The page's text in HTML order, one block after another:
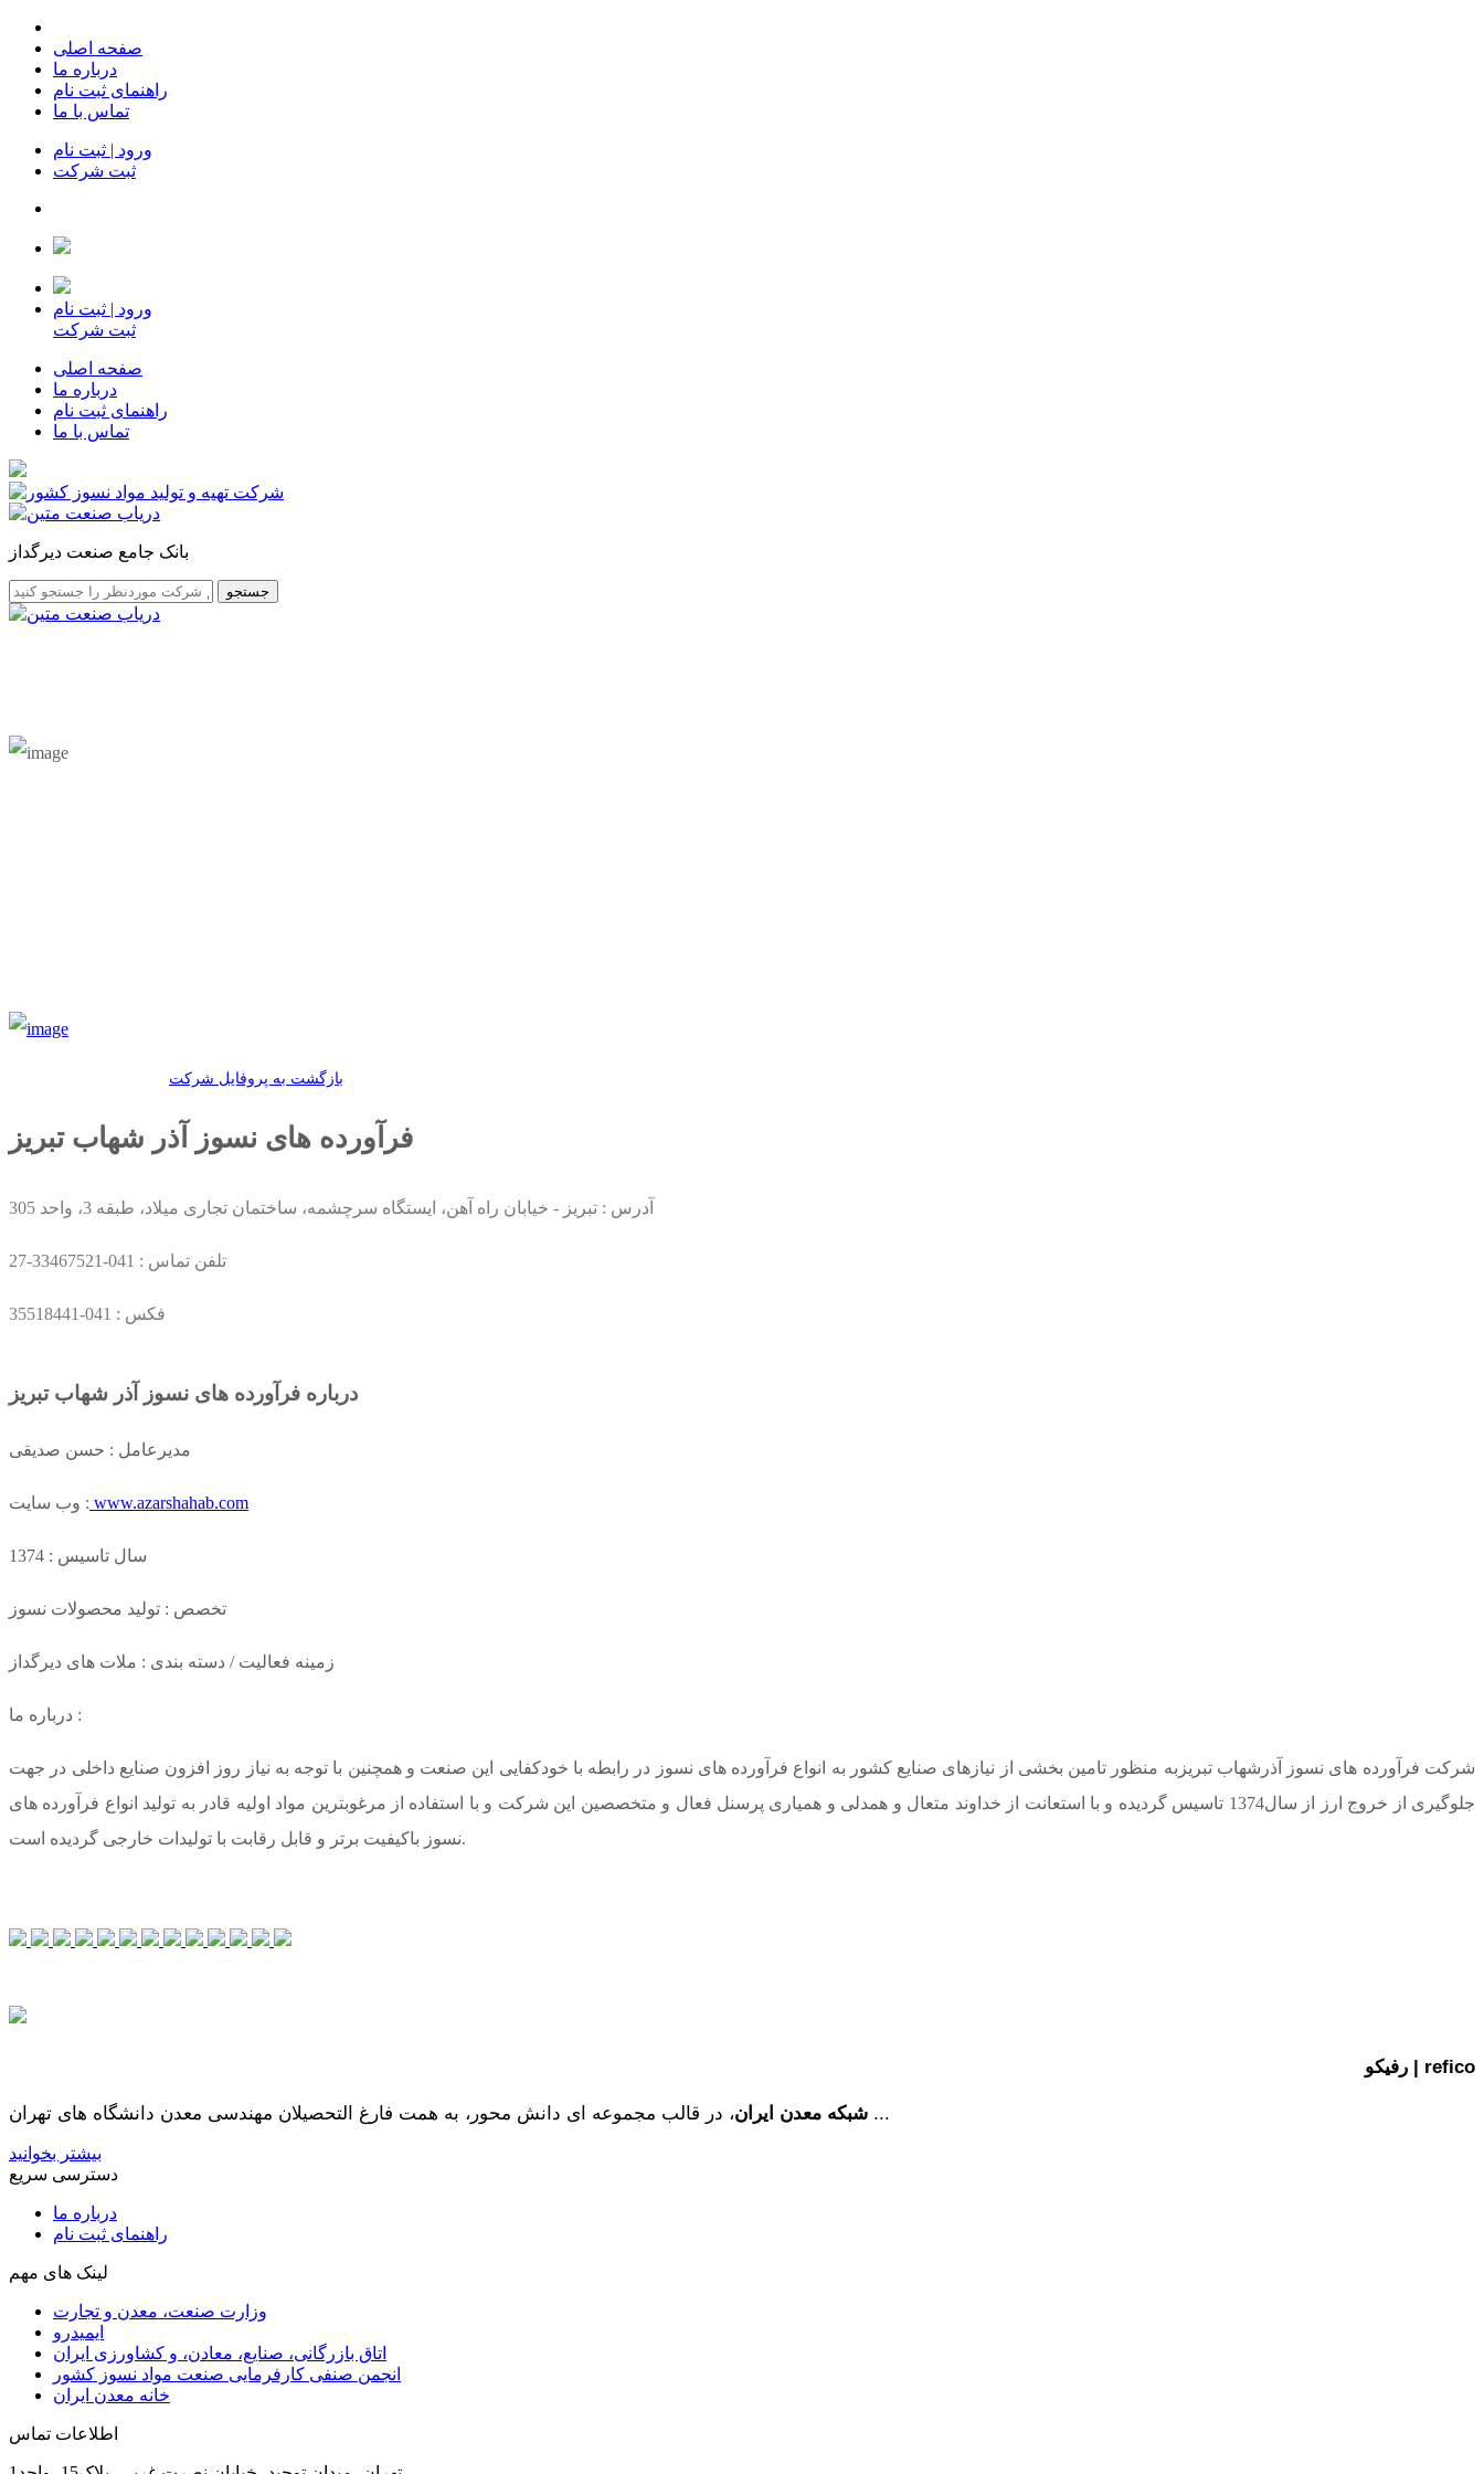
صفحه اصلی
درباره ما
راهنمای ثبت نام
تماس با ما
ورود | ثبت نام
ثبت شرکت
ورود | ثبت نام
ثبت شرکت
صفحه اصلی
درباره ما
راهنمای ثبت نام
تماس با ما
بانک جامع صنعت دیرگداز
جستجو
بازگشت به پروفایل شرکت
فرآورده های نسوز آذر شهاب تبریز
آدرس : تبريز - خیابان راه آهن، ایستگاه سرچشمه، ساختمان تجاری میلاد، طبقه 3، واحد 305
تلفن تماس : 041-33467521-27
فکس : 041-35518441
درباره فرآورده های نسوز آذر شهاب تبریز
مدیرعامل : حسن صدیقی
وب سایت : www.azarshahab.com
سال تاسیس : 1374
تخصص : تولید محصولات نسوز
زمینه فعالیت / دسته بندی : ملات های دیرگداز
درباره ما :
شرکت فرآورده های نسوز آذرشهاب تبریزبه منظور تامین بخشی از نیازهای صنایع کشور به انواع فرآورده های نسوز در رابطه با خودکفایی این صنعت و همچنین با توجه به نیاز روز افزون صنایع داخلی در جهت
جلوگیری از خروج ارز از سال1374 تاسیس گردیده و با استعانت از خداوند متعال و همدلی و همیاری پرسنل فعال و متخصصین این شرکت و با استفاده از مرغوبترین مواد اولیه قادر به تولید انواع فرآورده های
نسوز باکیفیت برتر و قابل رقابت با تولیدات خارجی گردیده است.
رفیکو | refico
شبکه معدن ایران ، در قالب مجموعه ای دانش محور، به همت فارغ­ التحصیلان مهندسی معدن دانشگاه ­های تهران ...
بیشتر بخوانید
دسترسی سریع
درباره ما
راهنمای ثبت نام
لینک های مهم
وزارت صنعت، معدن و تجارت
ایمیدرو
اتاق بازرگانی، صنایع، معادن، و کشاورزی ایران
انجمن صنفی کارفرمایی صنعت مواد نسوز کشور
خانه معدن ایران
اطلاعات تماس